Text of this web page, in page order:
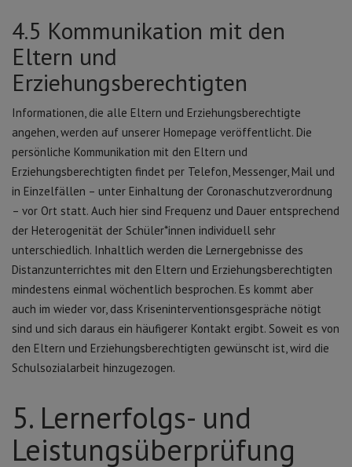
4.5 Kommunikation mit den
Eltern und
Erziehungsberechtigten
Informationen, die alle Eltern und Erziehungsberechtigte
angehen, werden auf unserer Homepage veröffentlicht. Die
persönliche Kommunikation mit den Eltern und
Erziehungsberechtigten findet per Telefon, Messenger, Mail und
in Einzelfällen – unter Einhaltung der Coronaschutzverordnung
– vor Ort statt. Auch hier sind Frequenz und Dauer entsprechend
der Heterogenität der Schüler*innen individuell sehr
unterschiedlich. Inhaltlich werden die Lernergebnisse des
Distanzunterrichtes mit den Eltern und Erziehungsberechtigten
mindestens einmal wöchentlich besprochen. Es kommt aber
auch im wieder vor, dass Kriseninterventionsgespräche nötigt
sind und sich daraus ein häufigerer Kontakt ergibt. Soweit es von
den Eltern und Erziehungsberechtigten gewünscht ist, wird die
Schulsozialarbeit hinzugezogen.
5. Lernerfolgs- und
Leistungsüberprüfung